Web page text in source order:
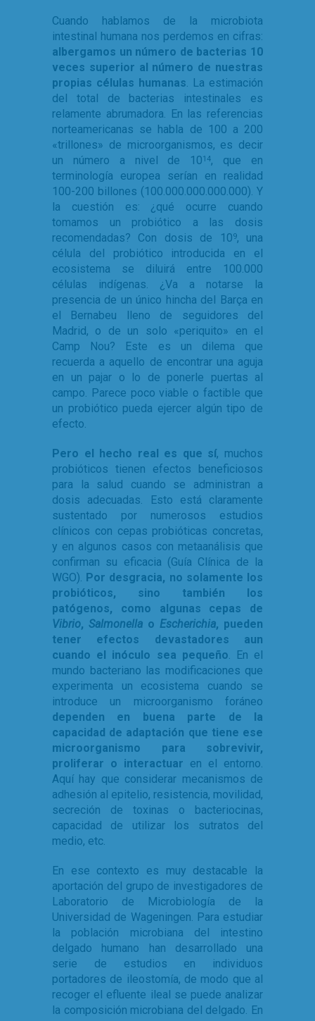
Cuando hablamos de la microbiota
intestinal humana nos perdemos en cifras:
albergamos un número de bacterias 10
veces superior al número de nuestras
propias células humanas. La estimación
del total de bacterias intestinales es
relamente abrumadora. En las referencias
norteamericanas se habla de 100 a 200
«trillones» de microorganismos, es decir
un número a nivel de 1014, que en
terminología europea serían en realidad
100-200 billones (100.000.000.000.000). Y
la cuestión es: ¿qué ocurre cuando
tomamos un probiótico a las dosis
recomendadas? Con dosis de 109, una
célula del probiótico introducida en el
ecosistema se diluirá entre 100.000
células indígenas. ¿Va a notarse la
presencia de un único hincha del Barça en
el Bernabeu lleno de seguidores del
Madrid, o de un solo «periquito» en el
Camp Nou? Este es un dilema que
recuerda a aquello de encontrar una aguja
en un pajar o lo de ponerle puertas al
campo. Parece poco viable o factible que
un probiótico pueda ejercer algún tipo de
efecto.
Pero el hecho real es que sí, muchos
probióticos tienen efectos beneficiosos
para la salud cuando se administran a
dosis adecuadas. Esto está claramente
sustentado por numerosos estudios
clínicos con cepas probióticas concretas,
y en algunos casos con metaanálisis que
confirman su eficacia (Guía Clínica de la
WGO). Por desgracia, no solamente los
probióticos, sino también los
patógenos, como algunas cepas de
Vibrio, Salmonella o Escherichia, pueden
tener efectos devastadores aun
cuando el inóculo sea pequeño. En el
mundo bacteriano las modificaciones que
experimenta un ecosistema cuando se
introduce un microorganismo foráneo
dependen en buena parte de la
capacidad de adaptación que tiene ese
microorganismo para sobrevivir,
proliferar o interactuar en el entorno.
Aquí hay que considerar mecanismos de
adhesión al epitelio, resistencia, movilidad,
secreción de toxinas o bacteriocinas,
capacidad de utilizar los sutratos del
medio, etc.
En ese contexto es muy destacable la
aportación del grupo de investigadores de
Laboratorio de Microbiología de la
Universidad de Wageningen. Para estudiar
la población microbiana del intestino
delgado humano han desarrollado una
serie de estudios en individuos
portadores de ileostomía, de modo que al
recoger el efluente ileal se puede analizar
la composición microbiana del delgado. En